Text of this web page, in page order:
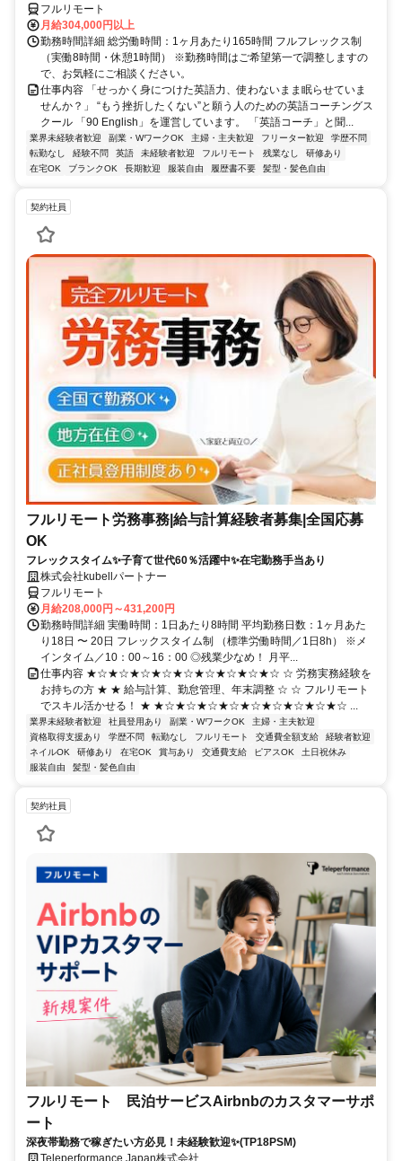
フルリモート
月給304,000円以上
勤務時間詳細 総労働時間：1ヶ月あたり165時間 フルフレックス制
（実働8時間・休憩1時間） ※勤務時間はご希望第一で調整しますの
で、お気軽にご相談ください。
仕事内容 「せっかく身につけた英語力、使わないまま眠らせていま
せんか？」 “もう挫折したくない”と願う人のための英語コーチングス
クール 「90 English」を運営しています。 「英語コーチ」と聞...
業界未経験者歓迎 副業・WワークOK 主婦・主夫歓迎 フリーター歓迎
学歴不問
転勤なし
経験不問 英語 未経験者歓迎 フルリモート 残業なし
研修あり
在宅OK
ブランクOK 長期歓迎 服装自由 履歴書不要 髪型・髪色自由
契約社員
フルリモート労務事務|給与計算経験者募集|全国応募
OK
フレックスタイム✨子育て世代60％活躍中✨在宅勤務手当あり
株式会社kubellパートナー
フルリモート
月給208,000円～431,200円
勤務時間詳細 実働時間：1日あたり8時間 平均勤務日数：1ヶ月あた
り18日 〜 20日 フレックスタイム制 （標準労働時間／1日8h） ※メ
インタイム／10：00～16：00 ◎残業少なめ！ 月平...
仕事内容 ★☆★☆★☆★☆★☆★☆★☆★☆★☆ ☆ 労務実務経験を
お持ちの方 ★ ★ 給与計算、勤怠管理、年末調整 ☆ ☆ フルリモート
でスキル活かせる！ ★ ★☆★☆★☆★☆★☆★☆★☆★☆★☆ ...
業界未経験者歓迎 社員登用あり 副業・WワークOK
主婦・主夫歓迎
資格取得支援あり
学歴不問 転勤なし フルリモート 交通費全額支給
経験者歓迎
ネイルOK
研修あり 在宅OK 賞与あり 交通費支給 ピアスOK
土日祝休み
服装自由
髪型・髪色自由
契約社員
フルリモート 民泊サービスAirbnbのカスタマーサポ
ート
深夜帯勤務で稼ぎたい方必見！未経験歓迎✨(TP18PSM)
Teleperformance Japan株式会社